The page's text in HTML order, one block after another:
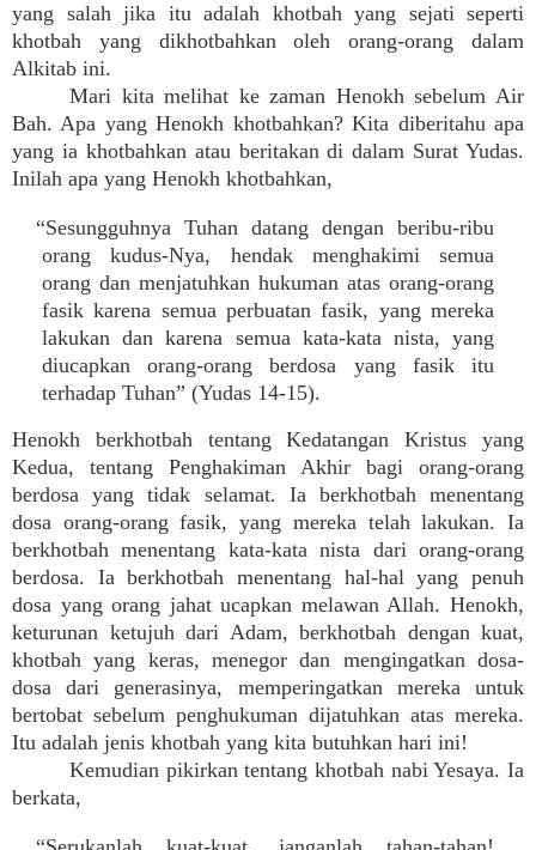
yang salah jika itu adalah khotbah yang sejati seperti
khotbah yang dikhotbahkan oleh orang-orang dalam
Alkitab ini.
Mari kita melihat ke zaman Henokh sebelum Air
Bah. Apa yang Henokh khotbahkan? Kita diberitahu apa
yang ia khotbahkan atau beritakan di dalam Surat Yudas.
Inilah apa yang Henokh khotbahkan,
“Sesungguhnya Tuhan datang dengan beribu-ribu
orang kudus-Nya, hendak menghakimi semua
orang dan menjatuhkan hukuman atas orang-orang
fasik karena semua perbuatan fasik, yang mereka
lakukan dan karena semua kata-kata nista, yang
diucapkan orang-orang berdosa yang fasik itu
terhadap Tuhan” (Yudas 14-15).
Henokh berkhotbah tentang Kedatangan Kristus yang
Kedua, tentang Penghakiman Akhir bagi orang-orang
berdosa yang tidak selamat. Ia berkhotbah menentang
dosa orang-orang fasik, yang mereka telah lakukan. Ia
berkhotbah menentang kata-kata nista dari orang-orang
berdosa. Ia berkhotbah menentang hal-hal yang penuh
dosa yang orang jahat ucapkan melawan Allah. Henokh,
keturunan ketujuh dari Adam, berkhotbah dengan kuat,
khotbah yang keras, menegor dan mengingatkan dosa-
dosa dari generasinya, memperingatkan mereka untuk
bertobat sebelum penghukuman dijatuhkan atas mereka.
Itu adalah jenis khotbah yang kita butuhkan hari ini!
Kemudian pikirkan tentang khotbah nabi Yesaya. Ia
berkata,